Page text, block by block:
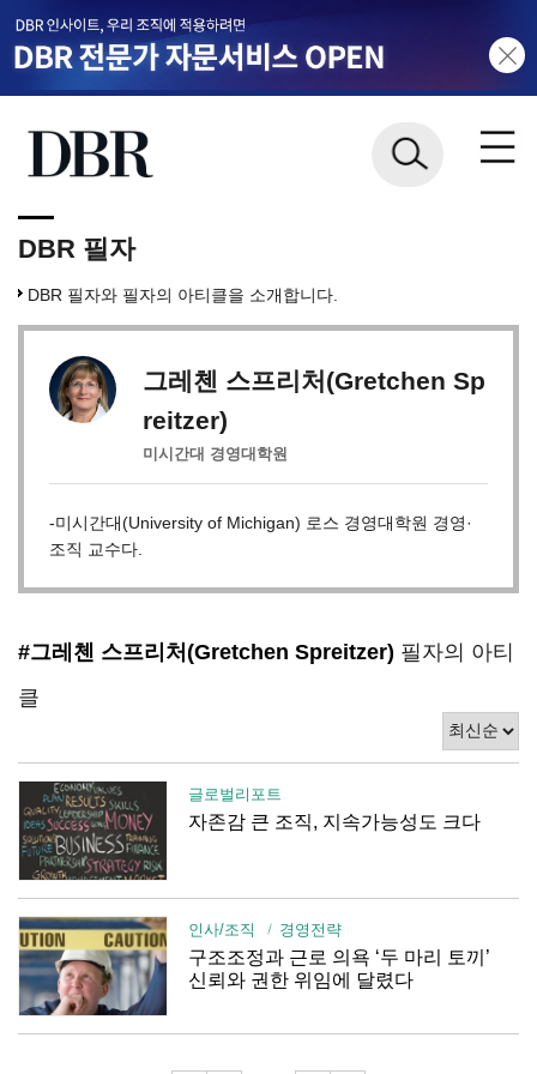
DBR 필자
DBR 필자와 필자의 아티클을 소개합니다.
그레첸 스프리처(Gretchen Sp
reitzer)
미시간대 경영대학원
-미시간대(University of Michigan) 로스 경영대학원 경영·
조직 교수다.
#그레첸 스프리처(Gretchen Spreitzer) 필자의 아티
클
글로벌리포트
자존감 큰 조직, 지속가능성도 크다
인사/조직 경영전략
구조조정과 근로 의욕 ‘두 마리 토끼’
신뢰와 권한 위임에 달렸다